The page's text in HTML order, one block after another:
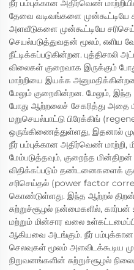
நீர் பம்புக்கான அதிர்வெண்
தேவை வடிவங்களை முன்கூட்டியே
அளவீடுகளை முன்கூட்டியே
செயல்படுத்துவதன் மூலம், எளிய
நீட்டிக்கப்படுகின்றன.
விலைகள் குறைவாக இருக்கும்
மாற்றியை இயக்க
மேலும் குறைகின்றன. மேலும்,
போது ஆற்றலைச் சேகரித்து அதை
மறுசெயல்பாட்டு பிரேக்கிங்
ஒருங்கிணைத்துள்ளது, இதனால்
நீர் பம்புக்கான அதிர்வெண் மாற்றி,
மேம்படுத்தவும், குறைந்த
விதிக்கப்படும் தண்டனைகளைக்
சரிசெய்தல் (power factor
கொண்டுள்ளது. இந்த ஆற்றல் திறன்
சுற்றுச்சூழல் நன்மைகளில்,
மற்றும் மின்சார வலை
ஆகியவை அடங்கும். நீர்
செலவுகள் மூலம் அளவிடக்கூடிய
நிறுவனங்களின் சுற்றுச்சூழல்